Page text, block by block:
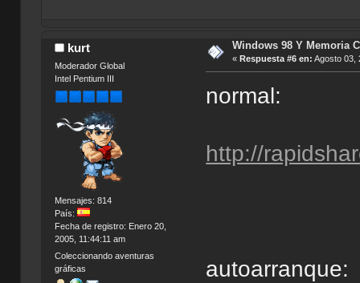
kurt
Moderador Global
Intel Pentium III
Mensajes: 814
País:
Fecha de registro: Enero 20,
2005, 11:44:11 am
Coleccionando aventuras
gráficas
Windows 98 Y Memoria
« Respuesta #6 en: Agosto 03,
normal:
http://
autoarranque: